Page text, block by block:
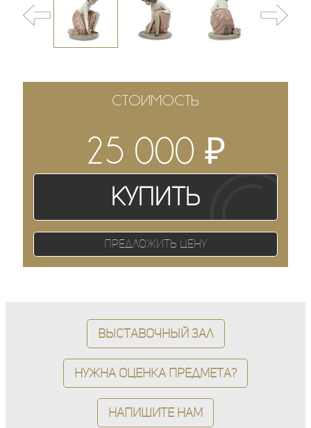
СТОИМОСТЬ
25 000₽
Купить
Предложить цену
Выставочный зал
Нужна оценка предмета?
Напишите нам